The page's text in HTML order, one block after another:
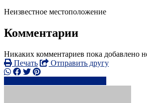
Неизвестное местоположение
Комментарии
Никаких комментариев пока добавлено
Печать
Отправить другу